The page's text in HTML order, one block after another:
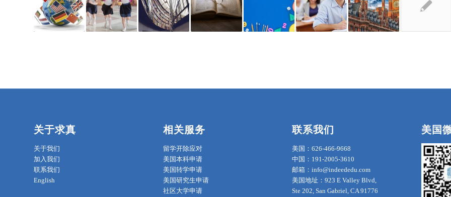
关于求真
关于我们
加入我们
联系我们
English
相关服务
留学开除应对
美国本科申请
美国转学申请
美国研究生申请
社区大学申请
联系我们
美国：626-466-9668
中国：191-2005-3610
邮箱：info@indeededu.com
美国地址：923 E Valley Blvd,
Ste 202, San Gabriel, CA 91776
美国